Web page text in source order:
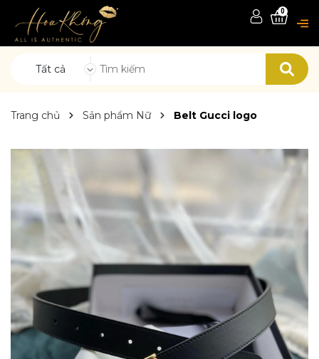
Tất cả
0
Trang chủ Sản phẩm Nữ Belt Gucci logo